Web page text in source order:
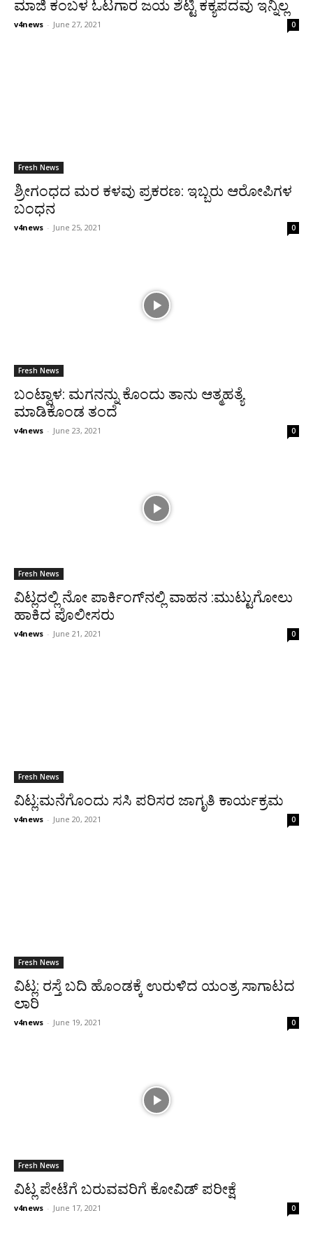
ಮಾಜಿ ಕಂಬಳ ಓಟಗಾರ ಜಯ ಶೆಟ್ಟಿ ಕಕ್ಯಪದವು ಇನ್ನಿಲ್ಲ
v4news - June 27, 2021 0
Fresh News
ಶ್ರೀಗಂಧದ ಮರ ಕಳವು ಪ್ರಕರಣ: ಇಬ್ಬರು ಆರೋಪಿಗಳ
ಬಂಧನ
v4news - June 25, 2021 0
Fresh News
ಬಂಟ್ವಾಳ: ಮಗನನ್ನು ಕೊಂದು ತಾನು ಆತ್ಮಹತ್ಯೆ
ಮಾಡಿಕೊಂಡ ತಂದೆ
v4news - June 23, 2021 0
Fresh News
ವಿಟ್ಲದಲ್ಲಿ ನೋ ಪಾರ್ಕಿಂಗ್‌ನಲ್ಲಿ ವಾಹನ :ಮುಟ್ಟುಗೋಲು
ಹಾಕಿದ ಪೊಲೀಸರು
v4news - June 21, 2021 0
Fresh News
ವಿಟ್ಲ:ಮನೆಗೊಂದು ಸಸಿ ಪರಿಸರ ಜಾಗೃತಿ ಕಾರ್ಯಕ್ರಮ
v4news - June 20, 2021 0
Fresh News
ವಿಟ್ಲ: ರಸ್ತೆ ಬದಿ ಹೊಂಡಕ್ಕೆ ಉರುಳಿದ ಯಂತ್ರ ಸಾಗಾಟದ
ಲಾರಿ
v4news - June 19, 2021 0
Fresh News
ವಿಟ್ಲ ಪೇಟೆಗೆ ಬರುವವರಿಗೆ ಕೋವಿಡ್ ಪರೀಕ್ಷೆ
v4news - June 17, 2021 0